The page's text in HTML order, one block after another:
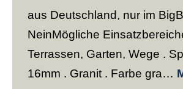
aus Deutschland, nur im
NeinMögliche
Terrassen, Garten, Wege .
16mm . Granit . Farbe gra…